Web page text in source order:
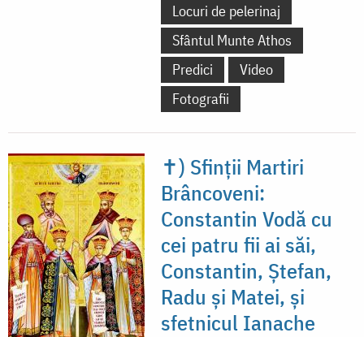
Locuri de pelerinaj
Sfântul Munte Athos
Predici
Video
Fotografii
✝) Sfinții Martiri
Brâncoveni:
Constantin Vodă cu
cei patru fii ai săi,
Constantin, Ștefan,
Radu și Matei, și
sfetnicul Ianache